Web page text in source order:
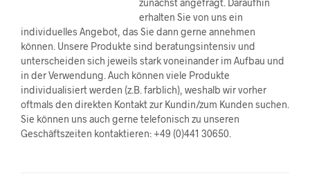
zunächst angefragt. Daraufhin
erhalten Sie von uns ein
individuelles Angebot, das Sie dann gerne annehmen
können. Unsere Produkte sind beratungsintensiv und
unterscheiden sich jeweils stark voneinander im Aufbau und
in der Verwendung. Auch können viele Produkte
individualisiert werden (z.B. farblich), weshalb wir vorher
oftmals den direkten Kontakt zur Kundin/zum Kunden suchen.
Sie können uns auch gerne telefonisch zu unseren
Geschäftszeiten kontaktieren: +49 (0)441 30650.